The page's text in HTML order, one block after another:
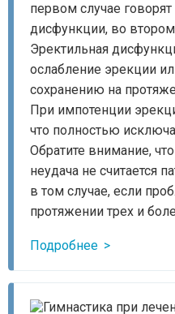
первом случае
дисфункции, во
Эректильная
ослабление эрекции
сохранению на
При импотенции
что полностью
Обратите внимание,
неудача не считается
в том случае, если
протяжении трех и
Подробнее